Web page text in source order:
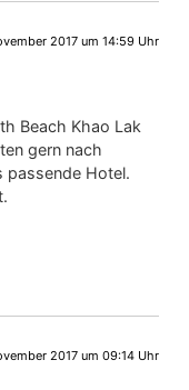
2017 um 14:59 Uhr
Beach Khao Lak
gern nach
passende Hotel.
2017 um 09:14 Uhr